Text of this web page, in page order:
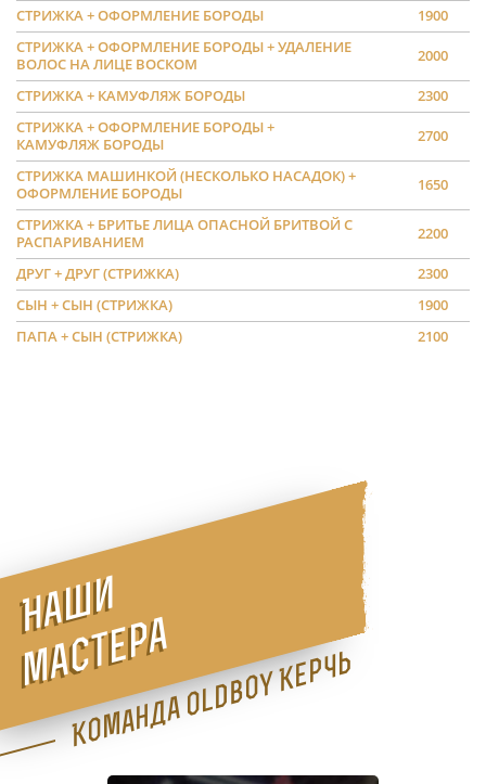
СТРИЖКА + ОФОРМЛЕНИЕ БОРОДЫ
1900
СТРИЖКА + ОФОРМЛЕНИЕ БОРОДЫ + УДАЛЕНИЕ
ВОЛОС НА ЛИЦЕ ВОСКОМ
2000
СТРИЖКА + КАМУФЛЯЖ БОРОДЫ
2300
СТРИЖКА + ОФОРМЛЕНИЕ БОРОДЫ +
КАМУФЛЯЖ БОРОДЫ
2700
СТРИЖКА МАШИНКОЙ (НЕСКОЛЬКО НАСАДОК) +
ОФОРМЛЕНИЕ БОРОДЫ
1650
СТРИЖКА + БРИТЬЕ ЛИЦА ОПАСНОЙ БРИТВОЙ С
РАСПАРИВАНИЕМ
2200
ДРУГ + ДРУГ (СТРИЖКА)
2300
СЫН + СЫН (СТРИЖКА)
1900
ПАПА + СЫН (СТРИЖКА)
2100
Наши
мастера
Команда Oldboy Керчь